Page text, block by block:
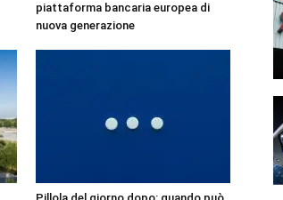
piattaforma bancaria europea di
nuova generazione